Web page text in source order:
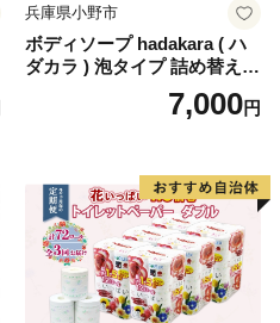
兵庫県小野市
ボディソープ hadakara ( ハ
ダカラ ) 泡タイプ 詰め替え 4
40ml×4袋 ボディーソープ 泡
ボディソープ 泡 日用品 消耗
泡石鹸 石鹸 兵庫 兵庫県 小野
7,000円